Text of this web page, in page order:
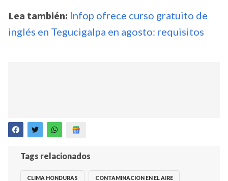
Lea también: Infop ofrece curso gratuito de
inglés en Tegucigalpa en agosto: requisitos
Tags relacionados
CLIMA HONDURAS CONTAMINACION EN EL AIRE